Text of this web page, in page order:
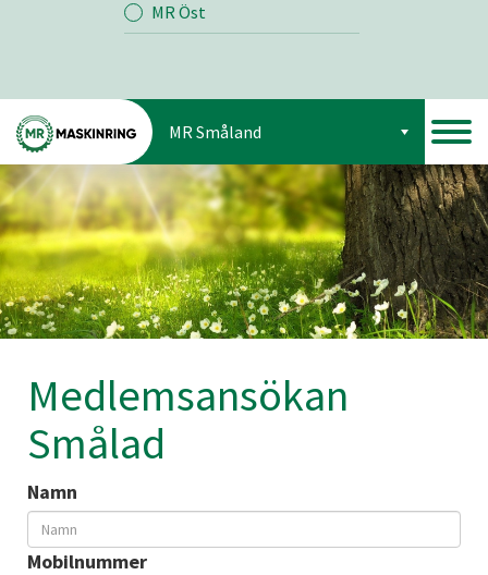
MR Öst
MR Småland
Medlemsansökan
Smålad
Namn
Mobilnummer